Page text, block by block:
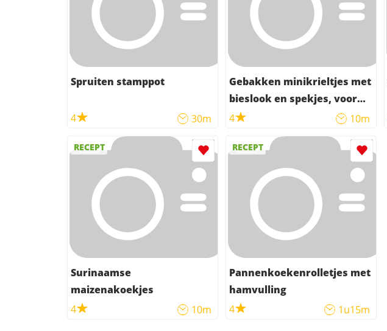
Spruiten stamppot
4 30m
Gebakken minikrieltjes met
bieslook en spekjes, voor
gourmet
4 10m
RECEPT
Surinaamse
maizenakoekjes
4
10m
RECEPT
Pannenkoekenrolletjes met
hamvulling
4
1u15m